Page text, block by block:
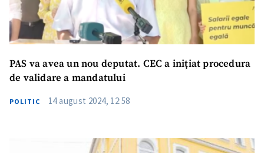
PAS va avea un nou deputat. CEC a inițiat procedura
de validare a mandatului
POLITIC 14 august 2024, 12:58